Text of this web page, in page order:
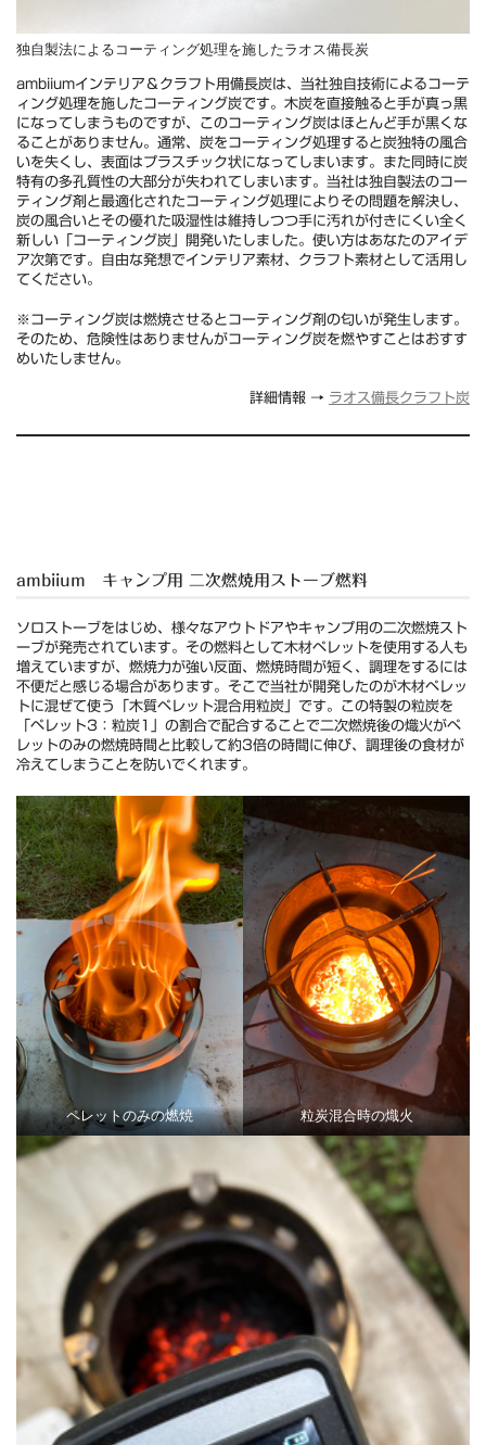
独自製法によるコーティング処理を施したラオス備長炭
ambiiumインテリア＆クラフト用備長炭は、当社独自技術によるコーテ
ィング処理を施したコーティング炭です。木炭を直接触ると手が真っ黒
になってしまうものですが、このコーティング炭はほとんど手が黒くな
ることがありません。通常、炭をコーティング処理すると炭独特の風合
いを失くし、表面はプラスチック状になってしまいます。また同時に炭
特有の多孔質性の大部分が失われてしまいます。当社は独自製法のコー
ティング剤と最適化されたコーティング処理によりその問題を解決し、
炭の風合いとその優れた吸湿性は維持しつつ手に汚れが付きにくい全く
新しい「コーティング炭」開発いたしました。使い方はあなたのアイデ
ア次第です。自由な発想でインテリア素材、クラフト素材として活用し
てください。
※コーティング炭は燃焼させるとコーティング剤の匂いが発生します。
そのため、危険性はありませんがコーティング炭を燃やすことはおすす
めいたしません。
詳細情報 → ラオス備長クラフト炭
ambiium キャンプ用 二次燃焼用ストーブ燃料
ソロストーブをはじめ、様々なアウトドアやキャンプ用の二次燃焼スト
ーブが発売されています。その燃料として木材ペレットを使用する人も
増えていますが、燃焼力が強い反面、燃焼時間が短く、調理をするには
不便だと感じる場合があります。そこで当社が開発したのが木材ペレッ
トに混ぜて使う「木質ペレット混合用粒炭」です。この特製の粒炭を
「ペレット3：粒炭1」の割合で配合することで二次燃焼後の熾火がペ
レットのみの燃焼時間と比較して約3倍の時間に伸び、調理後の食材が
冷えてしまうことを防いでくれます。
ペレットのみの燃焼 粒炭混合時の熾火